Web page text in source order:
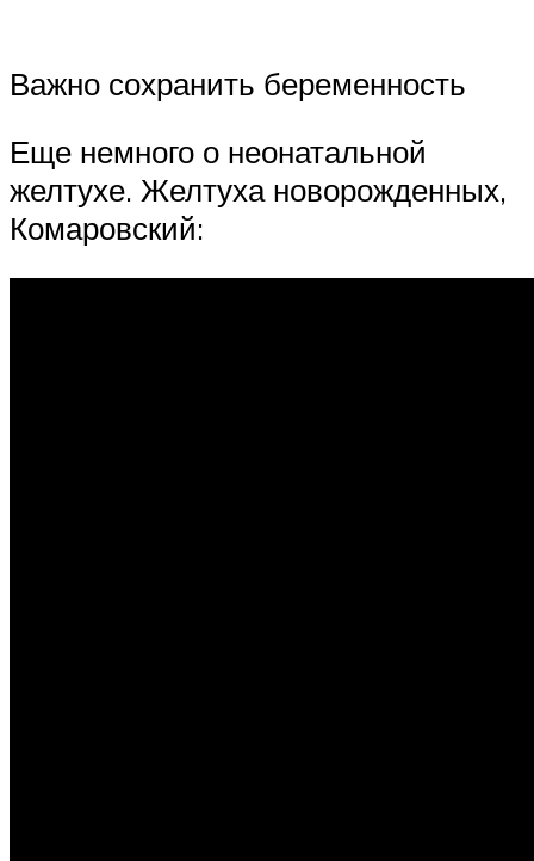
Важно сохранить беременность
Еще немного о неонатальной
желтухе. Желтуха новорожденных,
Комаровский: